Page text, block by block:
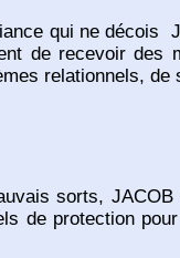
qui ne décois
de recevoir des
relationnels, de
sorts,
de protection